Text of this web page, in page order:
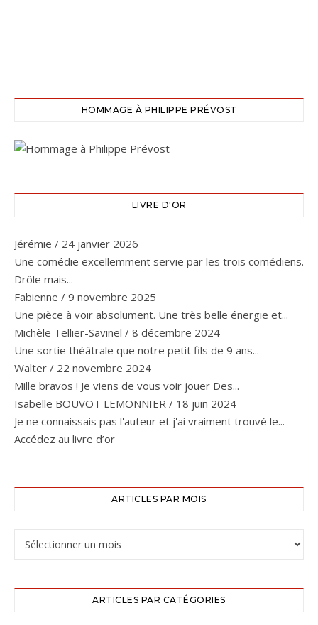
HOMMAGE À PHILIPPE PRÉVOST
LIVRE D'OR
Jérémie / 24 janvier 2026
Une comédie excellemment servie par les trois comédiens.
Drôle mais...
Fabienne / 9 novembre 2025
Une pièce à voir absolument. Une très belle énergie et...
Michèle Tellier-Savinel / 8 décembre 2024
Une sortie théâtrale que notre petit fils de 9 ans...
Walter / 22 novembre 2024
Mille bravos ! Je viens de vous voir jouer Des...
Isabelle BOUVOT LEMONNIER / 18 juin 2024
Je ne connaissais pas l'auteur et j'ai vraiment trouvé le...
Accédez au livre d’or
ARTICLES PAR MOIS
ARTICLES PAR CATÉGORIES